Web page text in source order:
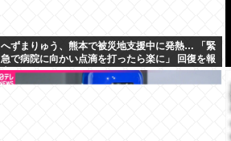
へずまりゅう、熊本で被災地支援中に発熱… 「緊
急で病院に向かい点滴を打ったら楽に」 回復を報
告